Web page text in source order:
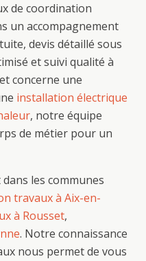
de coordination
un accompagnement
devis détaillé sous
et suivi qualité à
concerne une
installation électrique
, notre équipe
de métier pour un
les communes
travauxà Aix-en-
à Rousset,
. Notre connaissance
nous permet de vous